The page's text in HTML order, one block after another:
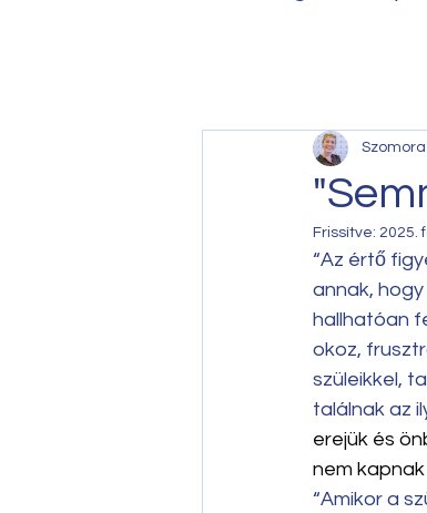
Frissítve: 2025.
“Az értő
annak,
hallhatóan
okoz,
szüleikkel,
találnak az
erejük és
nem kapnak
“Amikor a